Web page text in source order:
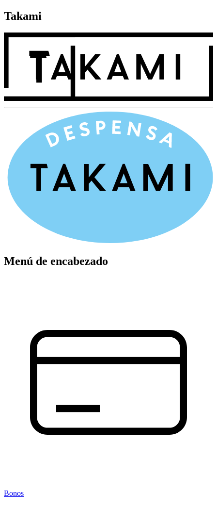
Takami
Menú de encabezado
Bonos